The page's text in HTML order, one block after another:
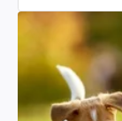
Экономика
Кто в
пенсии